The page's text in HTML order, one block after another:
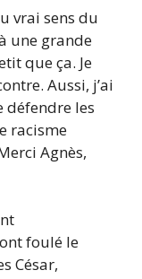
vrai sens du
une grande
que ça. Je
Aussi, j’ai
défendre les
racisme
Agnès,
foulé le
César,